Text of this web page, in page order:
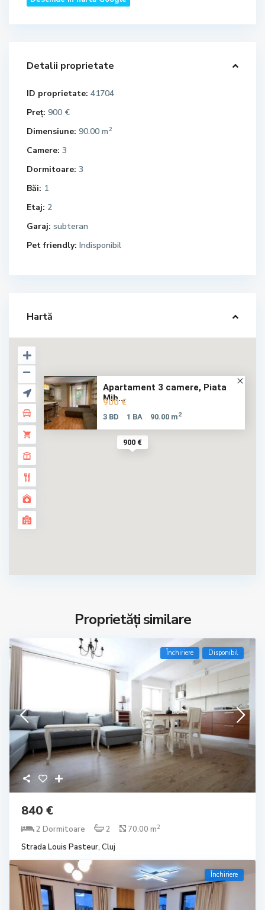
Detalii proprietate
ID proprietate: 41704
Preț: 900 €
Dimensiune: 90.00 m2
Camere: 3
Dormitoare: 3
Băi: 1
Etaj: 2
Garaj: subteran
Pet friendly: Indisponibil
Hartă
900 €
Apartament 3 camere, Piata
Mih...
900 €
3 BD 1 BA 90.00 m2
Proprietăți similare
Închiriere Disponibil
840 €
2 Dormitoare 2 70.00 m2
Strada Louis Pasteur, Cluj
Închiriere